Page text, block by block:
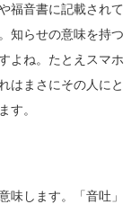
福音書に記載されて
知らせの意味を持つ
よね。たとえスマホ
はまさにその人にと
す。
味します。「音吐」